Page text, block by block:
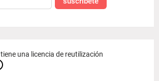
tiene una licencia de reutilización